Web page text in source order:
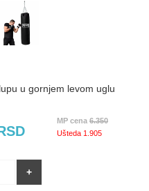
u gornjem levom uglu
MP cena 6.350
Ušteda 1.905